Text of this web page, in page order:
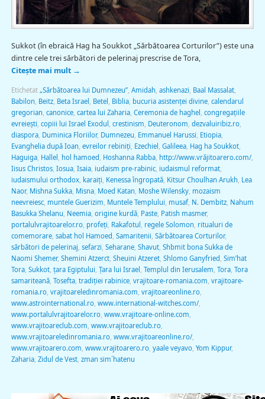
Sukkot (în ebraică Hag ha Soukkot „Sărbătoarea Corturilor”) este una
dintre cele trei sărbători de pelerinaj prescrise de Tora,
Citește mai mult →
Etichetat „Sărbătoarea lui Dumnezeu”, Amidah ashkenazi Baal Massalat,
Babilon Beitz, Beta Israel Betel Biblia, bucuria asistenţei divine, calendarul
gregorian canonice, cartea lui Zaharia, Ceremonia de haghel congregaţiile
evreieşti copiii lui Israel Exodul crestinism Deuteronom dezvaluiribiz.ro,
diaspora, Duminica Floriilor, Dumnezeu Emmanuel Harussi Etiopia,
Evanghelia după Ioan evreilor rebiniţi Ezechiel Galileea, Hag ha Soukkot,
Haguiga, Hallel hol hamoed Hoshanna Rabba, http://www.vrăjitoarero.com/,
Iisus Christos, Iosua, Isaia, iudaism pre-rabinic, iudaismul reformat,
iudaismului orthodox, karaiţi Kenessa îngropată, Kitsur Choulhan Arukh Lea
Naor, Mishna Sukka, Misna, Moed Katan Moshe Wilensky, mozaism
neevreiesc, muntele Guerizim Muntele Templului musaf, N. Dembitz, Nahum
Basukka Shelanu Neemia, origine kurdă, Paste, Patish masmer,
portalulvrajitoarelor.ro, profeţi Rakafotul regele Solomon ritualuri de
comemorare, sabat hol Hamoed Samaritenii Sărbătoarea Corturilor,
sărbători de pelerinaj sefarzi Seharane, Shavut, Shbmit bona Sukka de
Naomi Shemer, Shemini Atzerct, Sheuini Atzeret, Shlomo Ganyfried Sim’hat
Tora, Sukkot, ţara Egiptului Ţara lui Israel Templul din Ierusalem Tora, Tora
samariteană, Tosefta, tradiţiei rabinice, vrajitoare-romania.com vrajitoare-
romania.ro, vrajitoareledinromania.com vrajitoareonline.ro,
www.astrointernational.ro, www.international-witches.com/,
www.portalulvrajitoarelor.ro, www.vrajitoare-online.com
www.vrajitoareclub.com www.vrajitoareclub.ro,
www.vrajitoareledinromania.ro, www.vrajitoareonline.ro/,
www.vrajitoarero.com www.vrajitoarero.ro, yaale veyavo, Yom Kippur,
Zaharia, Zidul de Vest, zman sim´hatenu